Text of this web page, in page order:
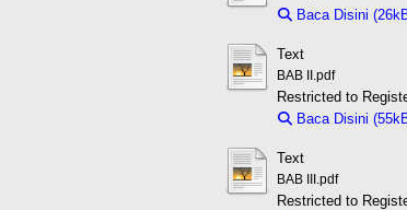
Baca Disini
Text
BAB II.pdf
Restricted to
Baca Disini
Text
BAB III.pdf
Restricted to